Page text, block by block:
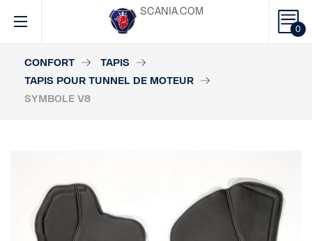
0
SCANIA.COM
CONFORT
TAPIS
TAPIS POUR TUNNEL DE MOTEUR
SYMBOLE V8